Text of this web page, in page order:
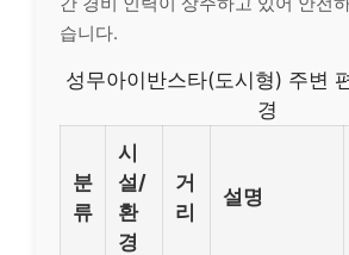
습니다.
성무아이반스타(도시형) 주변
경
분
류
시
설/
환
경
거
리
설명